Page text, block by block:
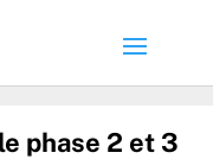
phase 2 et 3